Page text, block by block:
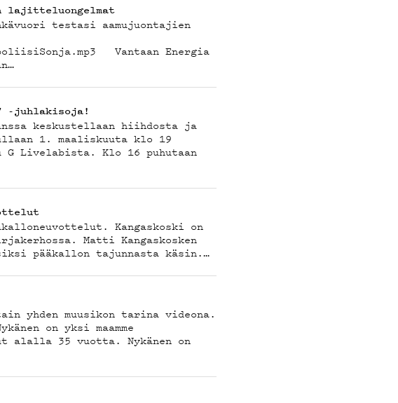
lajitteluongelmat
testasi aamujuontajien
Vantaan Energia
-juhlakisoja!
keskustellaan hiihdosta ja
1. maaliskuuta klo 19
Livelabista. Klo 16 puhutaan
Kangaskoski on
Matti Kangaskosken
pääkallon tajunnasta käsin.…
yhden muusikon tarina videona.
on yksi maamme
35 vuotta. Nykänen on